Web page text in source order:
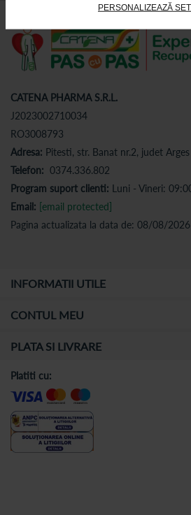
PERSONALIZEAZĂ
CATENA PHARMA S.R.L.
J2023002710034
RO3008793
Adresa: Pitesti, str. Banat nr.2, judet Arges
Telefon: 0374.336.802
Program suport clienti: Luni - Vineri:
Email: [email protected]
Pagina actualizata la data de: 08/08/2026
INFORMATII UTILE
CONTUL MEU
PLATA SI LIVRARE
Platiti cu: